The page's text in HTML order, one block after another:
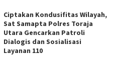
Ciptakan Kondusifitas Wilayah,
Sat Samapta Polres Toraja
Utara Gencarkan Patroli
Dialogis dan Sosialisasi
Layanan 110